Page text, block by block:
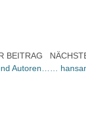
BEITRAG
Bücher und Autoren am Samstag in der „Literarischen Welt“